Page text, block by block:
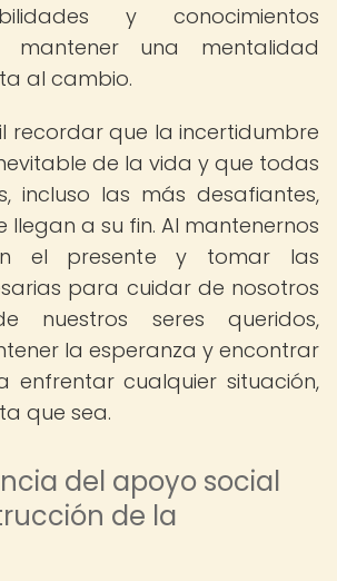
y conocimientos
mantener una mentalidad
al cambio.
recordar que la incertidumbre
de la vida y que todas
incluso las más desafiantes,
llegan a su fin. Al mantenernos
el presente y tomar las
para cuidar de nosotros
nuestros seres queridos,
la esperanza y encontrar
enfrentar cualquier situación,
que sea.
del apoyo social
de la